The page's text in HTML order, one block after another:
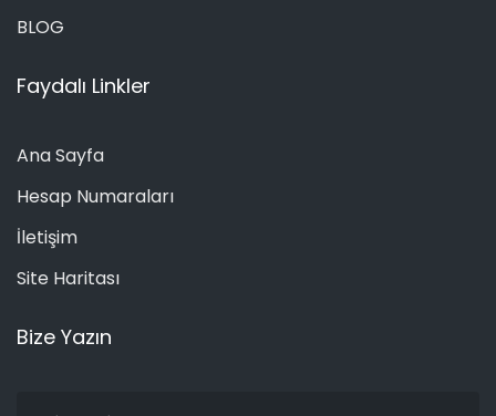
BLOG
Faydalı Linkler
Ana Sayfa
Hesap Numaraları
İletişim
Site Haritası
Bize Yazın